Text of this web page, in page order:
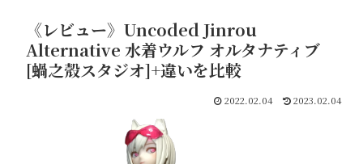
《レビュー》Uncoded Jinrou
Alternative 水着ウルフ オルタナティブ
[蝸之殼スタジオ]+違いを比較
2022.02.04 2023.02.04